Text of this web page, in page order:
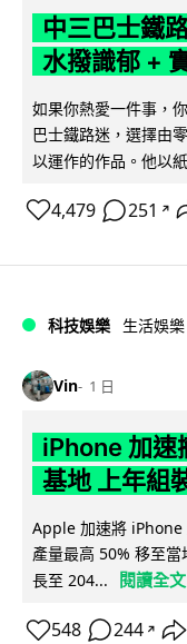
中三巴士鐵
水撥識郁 +
如果你熱愛一件事，
巴士鐵路迷，選擇由
以運作的作品。他以
4,479 251 ↗
科技娛樂 生活娛樂
Vin 1 日
iPhone 加速
基地 上年組
Apple 加速將 iPhone
產量最高 50% 移至
長至 204...
閱讀全文
548 244 ↗